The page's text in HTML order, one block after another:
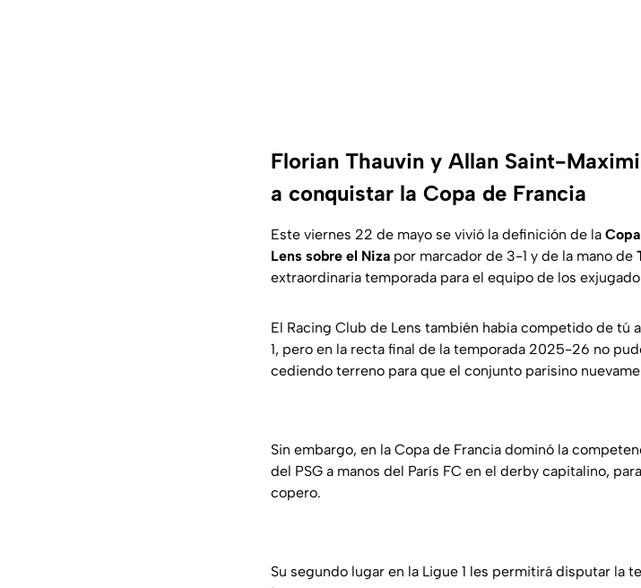
Florian Thauvin y Allan Saint-
a conquistar la Copa de Francia
Este viernes 22 de mayo se vivió la definición de la
Lens sobre el Niza por marcador de 3-1 y de la mano de
extraordinaria temporada para el equipo de los
El Racing Club de Lens también había competido de tú
1, pero en la recta final de la temporada 2025-26 no
cediendo terreno para que el conjunto parisino
Sin embargo, en la Copa de Francia dominó la
del PSG a manos del París FC en el derby capitalino,
copero.
Su segundo lugar en la Ligue 1 les permitirá disputar la